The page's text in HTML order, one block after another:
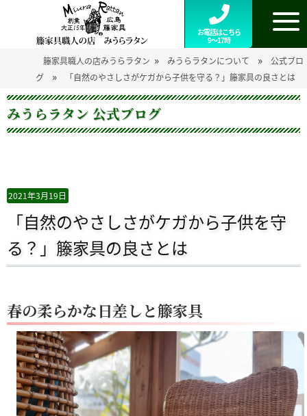
お電話はこちら
9～17時
籐家具職人の店みうらラタン » みうらラタンについて »
公式ブロ
グ
» 「自然のやさしさがケガから子供を守る？」籐家具の良さとは
みうらラタン 公式ブログ
2021年3月19日
「自然のやさしさがケガから子供を守
る？」籐家具の良さとは
春の柔らかな日差しと籐家具